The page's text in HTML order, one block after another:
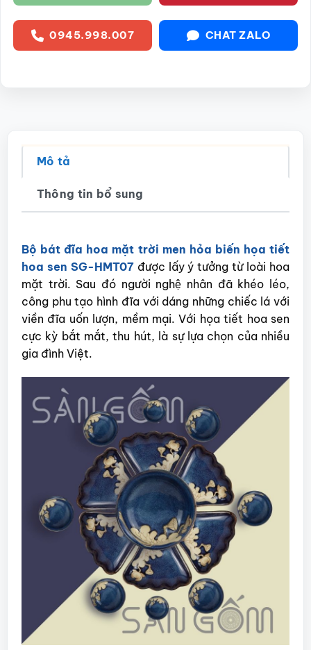
0945.998.007 CHAT ZALO
Mô tả
Thông tin bổ sung
Bộ bát đĩa hoa mặt trời men hỏa biến họa tiết
hoa sen SG-HMT07được lấy ý tưởng từ loài hoa
mặt trời. Sau đó người nghệ nhân đã khéo léo,
công phu tạo hình đĩa với dáng những chiếc lá với
viền đĩa uốn lượn, mềm mại. Với họa tiết hoa sen
cực kỳ bắt mắt, thu hút, là sự lựa chọn của nhiều
gia đình Việt.